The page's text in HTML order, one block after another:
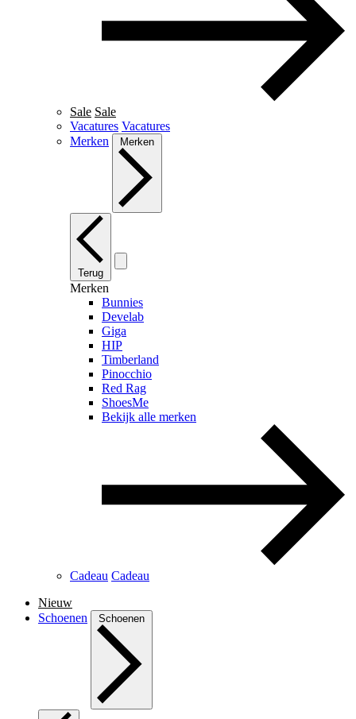
Sale Sale
Vacatures Vacatures
Merken
Merken
Terug
Merken
Bunnies
Develab
Giga
HIP
Timberland
Pinocchio
Red Rag
ShoesMe
Bekijk alle merken
Cadeau Cadeau
Nieuw
Schoenen
Schoenen